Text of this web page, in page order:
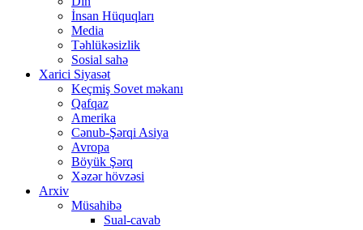
İnsan Hüquqları
Media
Təhlükəsizlik
Sosial sahə
Xarici Siyasət
Keçmiş Sovet məkanı
Qafqaz
Amerika
Cənub-Şərqi Asiya
Avropa
Böyük Şərq
Xəzər hövzəsi
Arxiv
Müsahibə
Sual-cavab